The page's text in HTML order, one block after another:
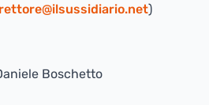
)
Boschetto